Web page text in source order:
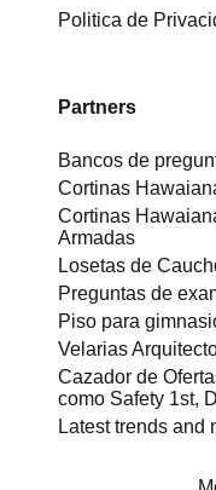
Politica de
Partners
Bancos de
Cortinas
Cortinas
Armadas
Losetas de
Preguntas de
Piso para
Velarias
Cazador de
como Safety 1st,
Latest trends and